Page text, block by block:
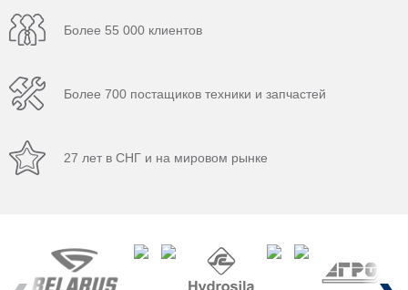
Более 55 000 клиентов
Более 700 постащиков техники и запчастей
27 лет в СНГ и на мировом рынке